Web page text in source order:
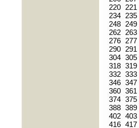
220
221
234
235
248
249
262
263
276
277
290
291
304 305
318 319
332 333
346 347
360 361
374 375
388 389
402 403
416 417